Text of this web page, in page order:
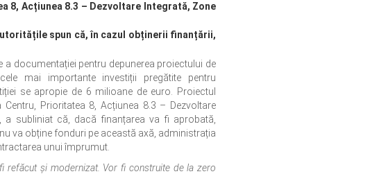
8, Acțiunea 8.3 – Dezvoltare Integrată, Zone
spun că, în cazul obținerii finanțării,
documentației pentru depunerea proiectului de
mai importante investiții pregătite pentru
se apropie de 6 milioane de euro. Proiectul
Prioritatea 8, Acțiunea 8.3 – Dezvoltare
a subliniat că, dacă finanțarea va fi aprobată,
va obține fonduri pe această axă, administrația
unui împrumut.
refăcut și modernizat. Vor fi construite de la zero